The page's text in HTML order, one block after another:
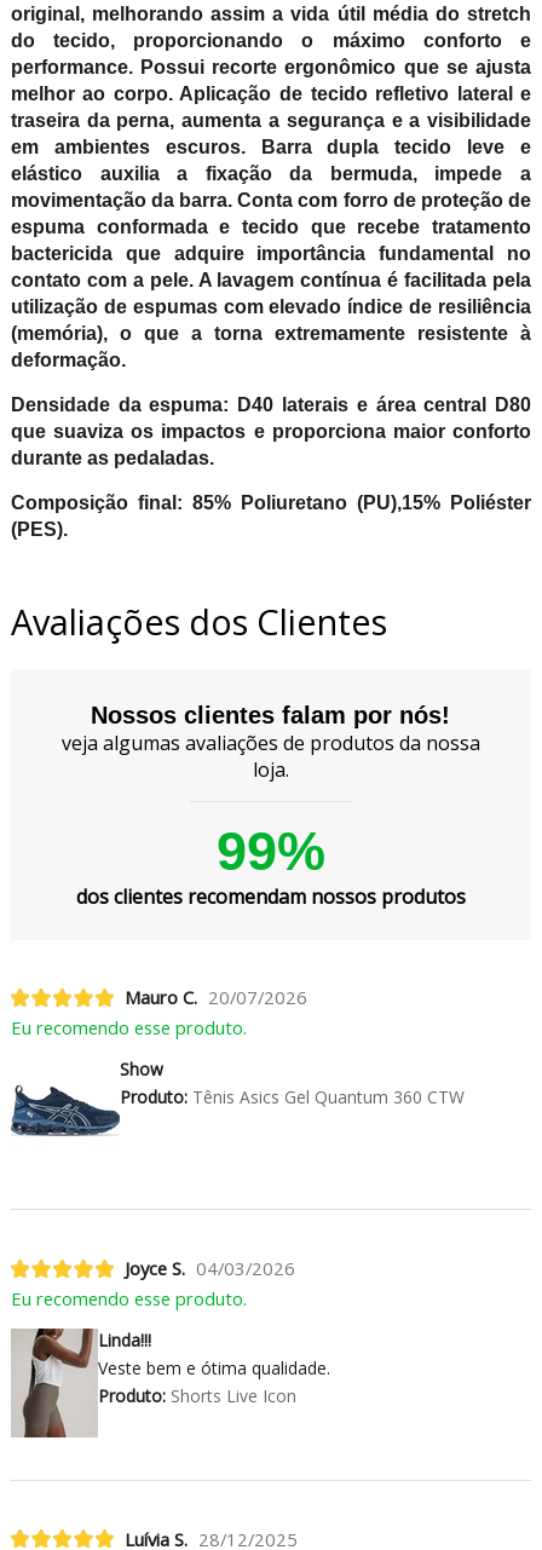
original, melhorando assim a vida útil média do stretch
do tecido, proporcionando o máximo conforto e
performance. Possui recorte ergonômico que se ajusta
melhor ao corpo. Aplicação de tecido refletivo lateral e
traseira da perna, aumenta a segurança e a visibilidade
em ambientes escuros. Barra dupla tecido leve e
elástico auxilia a fixação da bermuda, impede a
movimentação da barra. Conta com forro de proteção de
espuma conformada e tecido que recebe tratamento
bactericida que adquire importância fundamental no
contato com a pele. A lavagem contínua é facilitada pela
utilização de espumas com elevado índice de resiliência
(memória), o que a torna extremamente resistente à
deformação.
Densidade da espuma: D40 laterais e área central D80
que suaviza os impactos e proporciona maior conforto
durante as pedaladas.
Composição final: 85% Poliuretano (PU),15% Poliéster
(PES).
Avaliações dos Clientes
Nossos clientes falam por nós!
veja algumas avaliações de produtos da nossa
loja.
99%
dos clientes recomendam nossos produtos
Mauro C. 20/07/2026
Eu recomendo esse produto.
Show
Produto:Tênis Asics Gel Quantum 360 CTW
Joyce S. 04/03/2026
Eu recomendo esse produto.
Linda!!!
Veste bem e ótima qualidade.
Produto:Shorts Live Icon
Luívia S. 28/12/2025